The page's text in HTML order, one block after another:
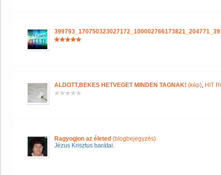
ALDOTT,BEKES HETVEGET MINDEN TAGNAK! (kép), HIT
Ragyogjon az életed (blogbejegyzés)
Jézus Krisztus barátai.